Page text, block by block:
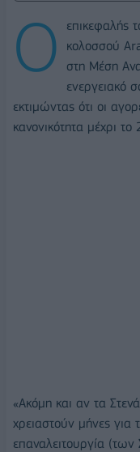
Ο
επικεφαλής
κολοσσού
στη Μέση
ενεργειακό
εκτιμώντας ότι οι
κανονικότητα μέχρι το
«Ακόμη και αν τα
χρειαστούν μήνες για
επαναλειτουργία (των